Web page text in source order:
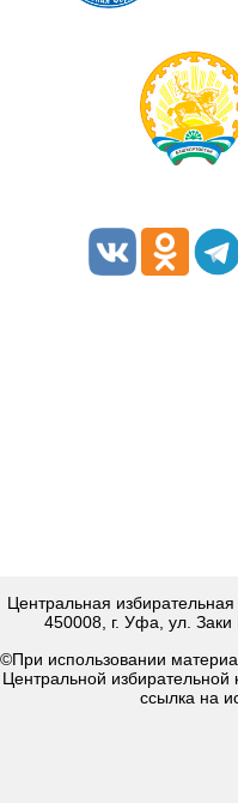
Центральная
450008, г. Уфа, ул.
©При использовании
Центральной избирательной
ссылка на